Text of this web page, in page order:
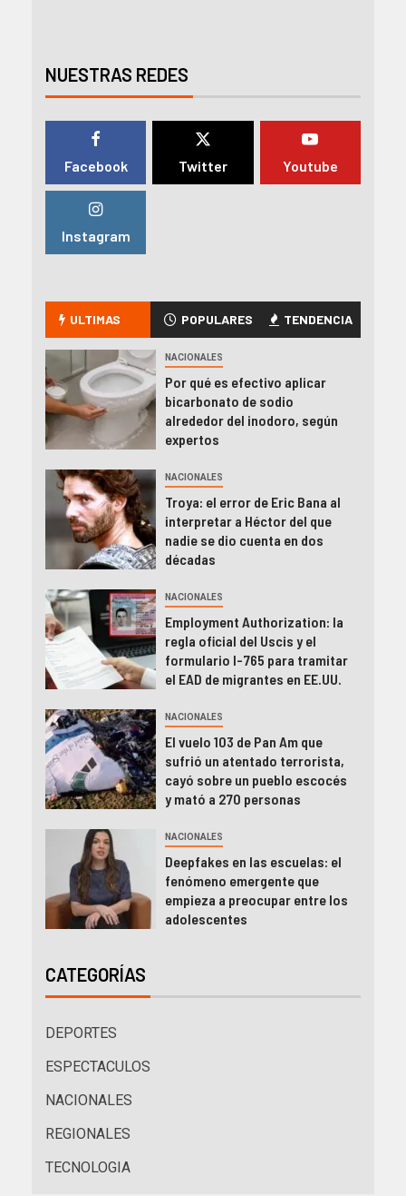
NUESTRAS REDES
Facebook Twitter Youtube
Instagram
ULTIMAS POPULARES TENDENCIA
NACIONALES
Por qué es efectivo aplicar
bicarbonato de sodio
alrededor del inodoro, según
expertos
NACIONALES
Troya: el error de Eric Bana al
interpretar a Héctor del que
nadie se dio cuenta en dos
décadas
NACIONALES
Employment Authorization: la
regla oficial del Uscis y el
formulario I-765 para tramitar
el EAD de migrantes en EE.UU.
NACIONALES
El vuelo 103 de Pan Am que
sufrió un atentado terrorista,
cayó sobre un pueblo escocés
y mató a 270 personas
NACIONALES
Deepfakes en las escuelas: el
fenómeno emergente que
empieza a preocupar entre los
adolescentes
CATEGORÍAS
DEPORTES
ESPECTACULOS
NACIONALES
REGIONALES
TECNOLOGIA